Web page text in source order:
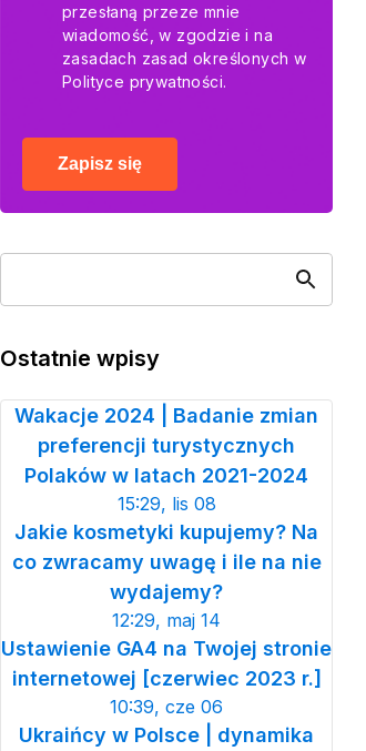
przesłaną przeze mnie
wiadomość, w zgodzie i na
zasadach zasad określonych w
Polityce prywatności.
Zapisz się
Ostatnie wpisy
Wakacje 2024 | Badanie zmian
preferencji turystycznych
Polaków w latach 2021-2024
15:29, lis 08
Jakie kosmetyki kupujemy? Na
co zwracamy uwagę i ile na nie
wydajemy?
12:29, maj 14
Ustawienie GA4 na Twojej stronie
internetowej [czerwiec 2023 r.]
10:39, cze 06
Ukraińcy w Polsce | dynamika